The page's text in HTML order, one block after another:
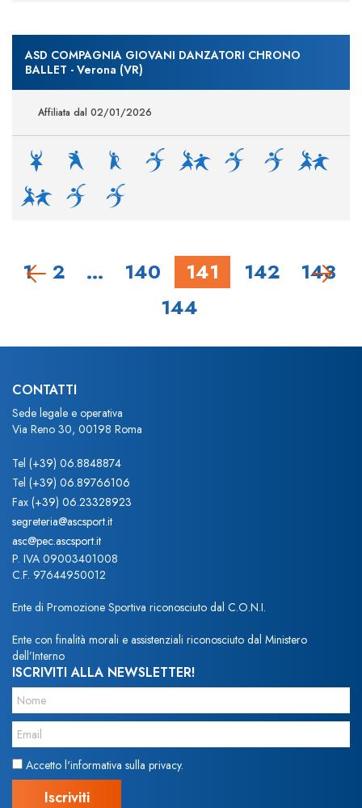
ASD COMPAGNIA GIOVANI DANZATORI CHRONO
BALLET - Verona (VR)
Affiliata dal 02/01/2026
1 2 … 140 141 142
143
144
CONTATTI
Sede legale e operativa
Via Reno 30, 00198 Roma
Tel (+39) 06.8848874
Tel (+39) 06.89766106
Fax (+39) 06.23328923
segreteria@ascsport.it
asc@pec.ascsport.it
P. IVA 09003401008
C.F. 97644950012
Ente di Promozione Sportiva riconosciuto dal C.O.N.I.
Ente con finalità morali e assistenziali riconosciuto dal Ministero
dell’Interno
ISCRIVITI ALLA NEWSLETTER!
Accetto l'informativa sulla privacy.